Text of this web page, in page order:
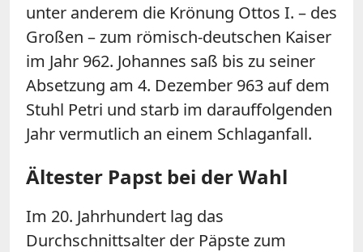
unter anderem die Krönung Ottos I. – des
Großen – zum römisch-deutschen Kaiser
im Jahr 962. Johannes saß bis zu seiner
Absetzung am 4. Dezember 963 auf dem
Stuhl Petri und starb im darauffolgenden
Jahr vermutlich an einem Schlaganfall.
Ältester Papst bei der Wahl
Im 20. Jahrhundert lag das
Durchschnittsalter der Päpste zum